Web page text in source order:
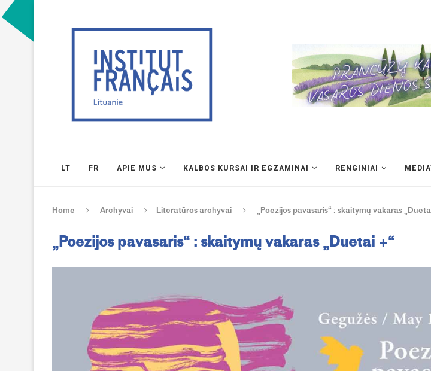
LT FR APIE MUS KALBOS KURSAI IR EGZAMINAI RENGINIAI
Home Archyvai Literatūros archyvai „Poezijos pavasaris“ : skaitymų vakaras
„Poezijos pavasaris“ : skaitymų vakaras „Duetai +“